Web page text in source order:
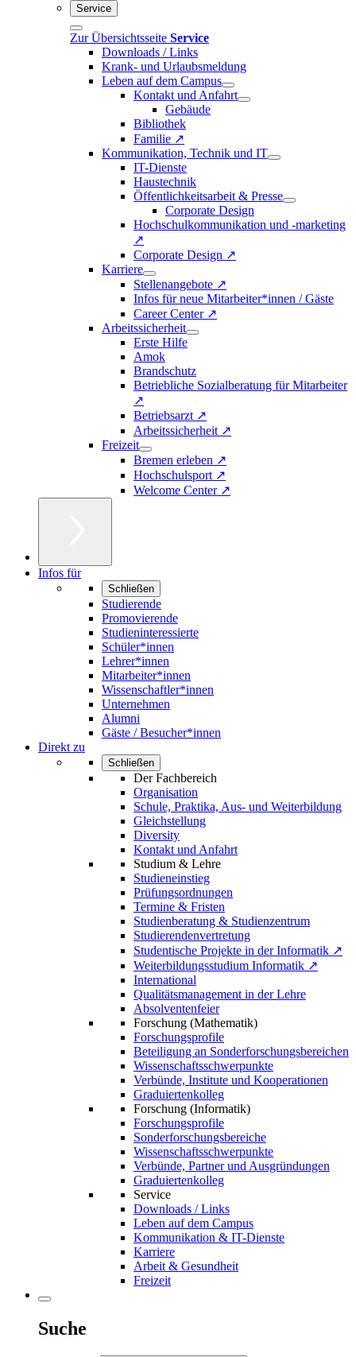
Service
Zur Übersichtsseite Service
Downloads / Links
Krank- und Urlaubsmeldung
Leben auf dem Campus
Kontakt und Anfahrt
Gebäude
Bibliothek
Familie ↗
Kommunikation, Technik und IT
IT-Dienste
Haustechnik
Öffentlichkeitsarbeit & Presse
Corporate Design
Hochschulkommunikation und -marketing
↗
Corporate Design ↗
Karriere
Stellenangebote ↗
Infos für neue Mitarbeiter*innen / Gäste
Career Center ↗
Arbeitssicherheit
Erste Hilfe
Amok
Brandschutz
Betriebliche Sozialberatung für Mitarbeiter
↗
Betriebsarzt ↗
Arbeitssicherheit ↗
Freizeit
Bremen erleben ↗
Hochschulsport ↗
Welcome Center ↗
Infos für
Schließen
Studierende
Promovierende
Studieninteressierte
Schüler*innen
Lehrer*innen
Mitarbeiter*innen
Wissenschaftler*innen
Unternehmen
Alumni
Gäste / Besucher*innen
Direkt zu
Schließen
Der Fachbereich
Organisation
Schule, Praktika, Aus- und Weiterbildung
Gleichstellung
Diversity
Kontakt und Anfahrt
Studium & Lehre
Studieneinstieg
Prüfungsordnungen
Termine & Fristen
Studienberatung & Studienzentrum
Studierendenvertretung
Studentische Projekte in der Informatik ↗
Weiterbildungsstudium Informatik ↗
International
Qualitätsmanagement in der Lehre
Absolventenfeier
Forschung (Mathematik)
Forschungsprofile
Beteiligung an Sonderforschungsbereichen
Wissenschaftsschwerpunkte
Verbünde, Institute und Kooperationen
Graduiertenkolleg
Forschung (Informatik)
Forschungsprofile
Sonderforschungsbereiche
Wissenschaftsschwerpunkte
Verbünde, Partner und Ausgründungen
Graduiertenkolleg
Service
Downloads / Links
Leben auf dem Campus
Kommunikation & IT-Dienste
Karriere
Arbeit & Gesundheit
Freizeit
Suche